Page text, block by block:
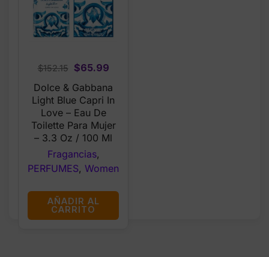
$152.15
Original
price
was:
$152.15.
$65.99Current
is:
Dolce & Gabbana
Light Blue Capri In
Love – Eau De
Toilette Para Mujer
– 3.3 Oz / 100 Ml
Fragancias,
PERFUMES, Women
AÑADIR AL
CARRITO